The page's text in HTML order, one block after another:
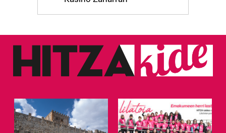
erabiltzeko baimen esplizitua ematen diguzu.Gehiago
irakurri